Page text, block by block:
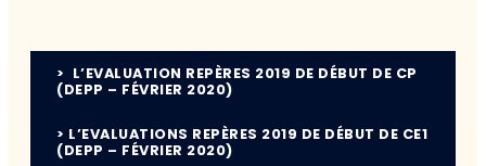
> L’EVALUATION REPÈRES 2019 DE DÉBUT DE CP
(DEPP – FÉVRIER 2020)
> L’EVALUATIONS REPÈRES 2019 DE DÉBUT DE CE1
(DEPP – FÉVRIER 2020)